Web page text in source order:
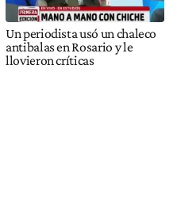
Un periodista usó un chaleco
antibalas en Rosario y le
llovieron críticas